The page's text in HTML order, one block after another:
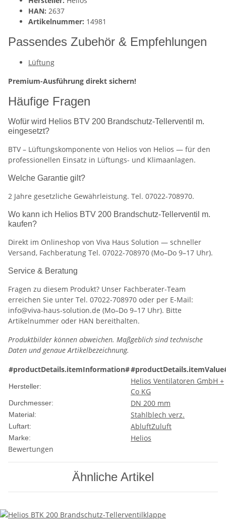
HAN: 2637
Artikelnummer: 14981
Passendes Zubehör & Empfehlungen
Lüftung
Premium-Ausführung direkt sichern!
Häufige Fragen
Wofür wird Helios BTV 200 Brandschutz-Tellerventil m.
eingesetzt?
BTV – Lüftungskomponente von Helios von Helios — für den
professionellen Einsatz in Lüftungs- und Klimaanlagen.
Welche Garantie gilt?
2 Jahre gesetzliche Gewährleistung. Tel. 07022-708970.
Wo kann ich Helios BTV 200 Brandschutz-Tellerventil m.
kaufen?
Direkt im Onlineshop von Viva Haus Solution — schneller
Versand, Fachberatung Tel. 07022-708970 (Mo–Do 9–17 Uhr).
Service & Beratung
Fragen zu diesem Produkt? Unser Fachberater-Team
erreichen Sie unter Tel. 07022-708970 oder per E-Mail:
info@viva-haus-solution.de (Mo–Do 9–17 Uhr). Bitte
Artikelnummer oder HAN bereithalten.
Produktbilder können abweichen. Maßgeblich sind technische
Daten und genaue Artikelbezeichnung.
#productDetails.itemInformation#
Hersteller:
Helios Ventilatoren GmbH +
Co KG
Durchmesser: DN 200 mm
Material: Stahlblech verz.
Luftart: AbluftZuluft
Marke:
Helios
Bewertungen
Ähnliche Artikel